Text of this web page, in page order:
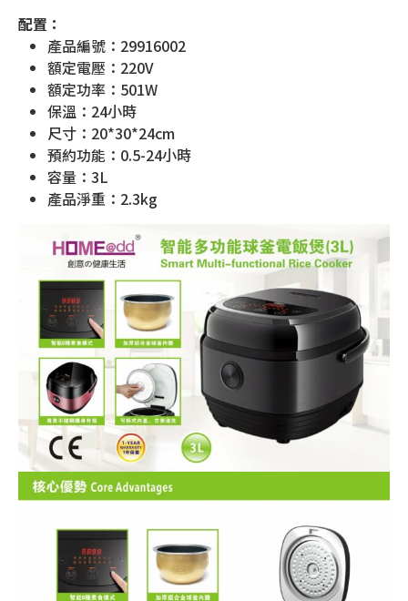
配置：
產品編號：29916002
額定電壓：220V
額定功率：501W
保溫：24小時
尺寸：20*30*24cm
預約功能：0.5-24小時
容量：3L
產品淨重：2.3kg